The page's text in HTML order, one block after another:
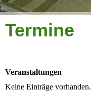
Termine
Veranstaltungen
Keine Einträge vorhanden.